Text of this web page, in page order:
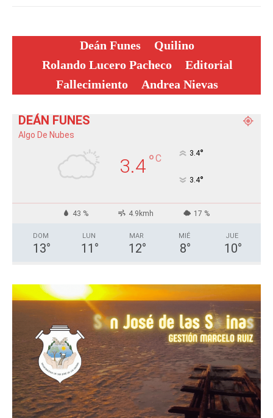
Deán Funes
Quilino
Rolando Lucero Pacheco
Editorial
Fallecimiento
Andrea Nievas
DEÁN FUNES
Algo De Nubes
3.4°C 3.4°
3.4°
43 % 4.9kmh 17 %
DOM
13°
LUN
11 °
MAR
12°
MIÉ
8°
JUE
10°